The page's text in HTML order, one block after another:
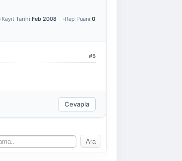
Kayıt Tarihi:Feb 2008 Rep Puanı:0
#5
Cevapla